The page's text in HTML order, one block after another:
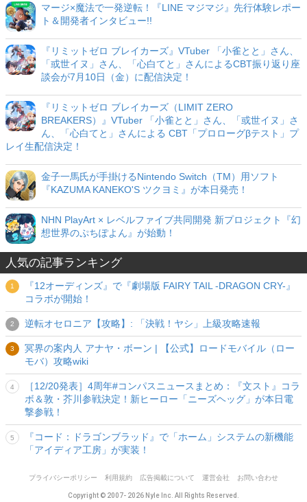
マージ×魔法で一発逆転！『LINE マジマジ』先行体験レポー
ト＆開発者インタビュー!!
『リミットゼロ ブレイカーズ』VTuber 「小雀とと」さん、
「或世イヌ」さん、「心白てと」さんによるCBT振り返り座
談会が7月10日（金）に配信決定！
『リミットゼロ ブレイカーズ（LIMIT ZERO
BREAKERS）』VTuber 「小雀とと」さん、「或世イヌ」さ
ん、「心白てと」さんによる CBT「プロローグβテスト」プ
レイ生配信決定！
金子一馬氏が手掛けるNintendo Switch（TM）用ソフト
『KAZUMA KANEKO'S ツクヨミ』が本日発売！
NHN PlayArt × レベルファイブ共同開発 新プロジェクト『幻
想世界のぷちぽよん』が始動！
人気の記事ランキング
『12オーディンズ』で『劇場版 FAIRY TAIL -DRAGON CRY-』
コラボが開始！
逆転オセロニア【攻略】: 「決戦！ヤシ」上級攻略速報
冥界の案内人 アナヤ・ボーン | 【公式】ロードモバイル（ロー
モバ）攻略wiki
［12/20発表］4周年#コンパスニュースまとめ：『文スト』コラ
ボ＆敦・芥川参戦決定！新ヒーロー「ニーズヘッグ」が本日電
撃参戦！
『コード：ドラゴンブラッド』で「ホーム」システムの新機能
「アイディア工房」が実装！
プライバシーポリシー 利用規約 広告掲載について 運営会社 お問い合わせ
Copyright © 2007- 2026 Nyle Inc. All Rights Reserved.